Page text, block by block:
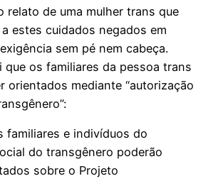
relato de uma mulher trans que
estes cuidados negados em
sem pé nem cabeça.
que os familiares da pessoa trans
orientados mediante “autorização
familiares e indivíduos do
do transgênero poderão
sobre o Projeto